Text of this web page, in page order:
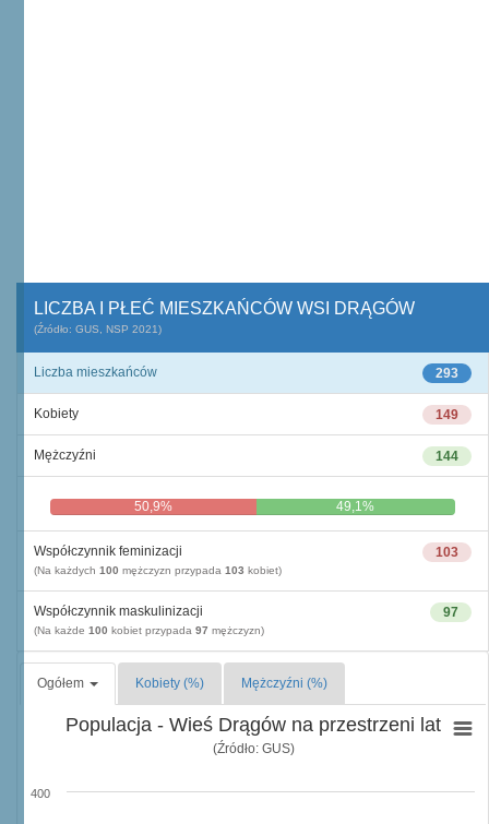
LICZBA I PŁEĆ MIESZKAŃCÓW WSI DRĄGÓW
(Źródło: GUS, NSP 2021)
293
Liczba mieszkańców
149
Kobiety
144
Mężczyźni
50,9% 49,1%
103
Współczynnik feminizacji
(Na każdych 100 mężczyzn przypada 103 kobiet)
97
Współczynnik maskulinizacji
(Na każde 100 kobiet przypada 97 mężczyzn)
Ogółem Kobiety (%) Mężczyźni (%)
Populacja - Wieś Drągów na przestrzeni lat
(Źródło: GUS)
400